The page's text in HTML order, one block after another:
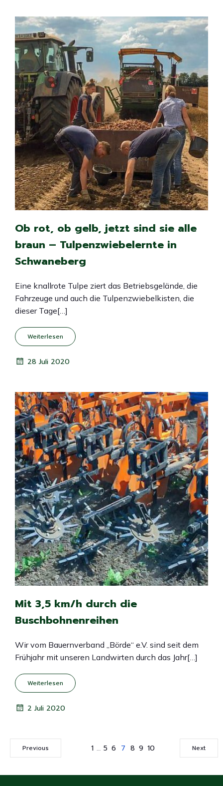
Ob rot, ob gelb, jetzt sind sie alle
braun – Tulpenzwiebelernte in
Schwaneberg
Eine knallrote Tulpe ziert das Betriebsgelände, die
Fahrzeuge und auch die Tulpenzwiebelkisten, die
dieser Tage[…]
Weiterlesen
28 Juli 2020
Mit 3,5 km/h durch die
Buschbohnenreihen
Wir vom Bauernverband „Börde“ e.V. sind seit dem
Frühjahr mit unseren Landwirten durch das Jahr[…]
Weiterlesen
2 Juli 2020
Previous 1 … 5 6 7 8 9 10 Next